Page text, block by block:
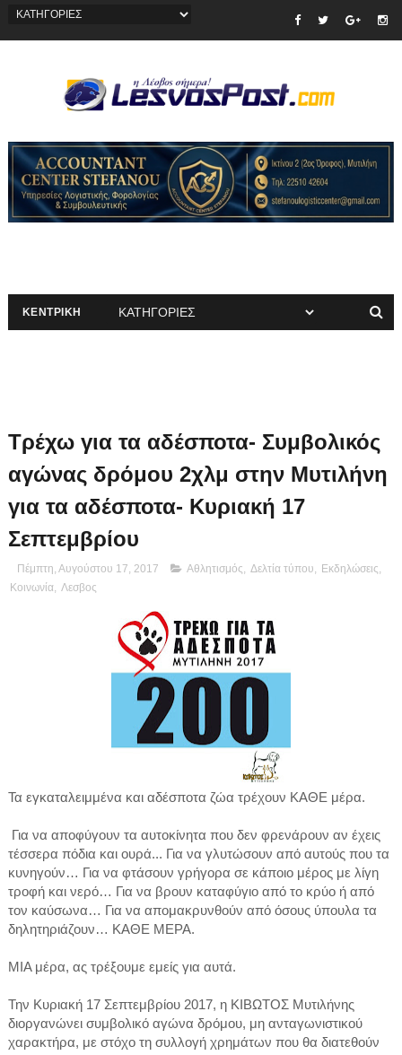
ΚΕΝΤΡΙΚΗ
Τρέχω για τα αδέσποτα- Συμβολικός
αγώνας δρόμου 2χλμ στην Μυτιλήνη
για τα αδέσποτα- Κυριακή 17
Σεπτεμβρίου
Πέμπτη, Αυγούστου 17, 2017 Αθλητισμός Δελτία τύπου Εκδηλώσεις
Κοινωνία, Λεσβος
Τα εγκαταλειμμένα και αδέσποτα ζώα τρέχουν ΚΑΘΕ μέρα.
Για να αποφύγουν τα αυτοκίνητα που δεν φρενάρουν αν έχεις
τέσσερα πόδια και ουρά... Για να γλυτώσουν από αυτούς που τα
κυνηγούν… Για να φτάσουν γρήγορα σε κάποιο μέρος με λίγη
τροφή και νερό… Για να βρουν καταφύγιο από το κρύο ή από
τον καύσωνα… Για να απομακρυνθούν από όσους ύπουλα τα
δηλητηριάζουν… ΚΑΘΕ ΜΕΡΑ.
ΜΙΑ μέρα, ας τρέξουμε εμείς για αυτά.
Την Κυριακή 17 Σεπτεμβρίου 2017, η ΚΙΒΩΤΟΣ Μυτιλήνης
διοργανώνει συμβολικό αγώνα δρόμου, μη ανταγωνιστικού
χαρακτήρα, με στόχο τη συλλογή χρημάτων που θα διατεθούν